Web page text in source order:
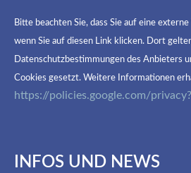
Bitte beachten Sie, dass Sie auf eine
wenn Sie auf diesen Link klicken. Dort
Datenschutzbestimmungen des Anbieters
Cookies gesetzt. Weitere Informationen
https://policies.google.com/
INFOS UND NEWS